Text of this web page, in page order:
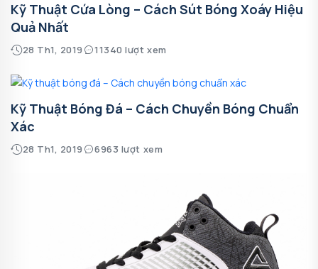
Kỹ Thuật Cứa Lòng – Cách Sút Bóng Xoáy Hiệu
Quả Nhất
28 Th1, 2019 11340 lượt xem
Kỹ Thuật Bóng Đá – Cách Chuyền Bóng Chuẩn
Xác
28 Th1, 2019 6963 lượt xem